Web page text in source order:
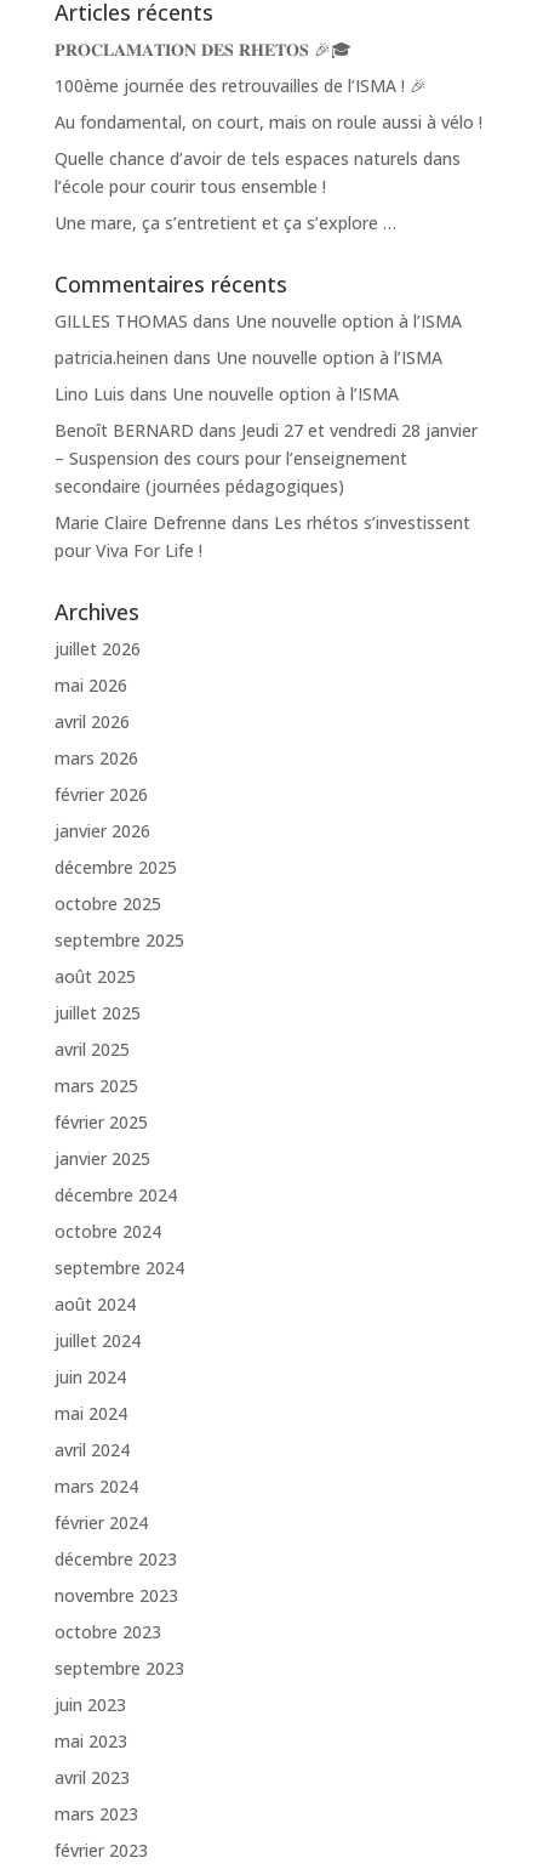
Articles récents
𝐏𝐑𝐎𝐂𝐋𝐀𝐌𝐀𝐓𝐈𝐎𝐍 𝐃𝐄𝐒 𝐑𝐇𝐄𝐓𝐎𝐒 🎉🎓
100ème journée des retrouvailles de l’ISMA ! 🎉
Au fondamental, on court, mais on roule aussi à vélo !
Quelle chance d’avoir de tels espaces naturels dans
l’école pour courir tous ensemble !
Une mare, ça s’entretient et ça s’explore …
Commentaires récents
GILLES THOMAS dans Une nouvelle option à l’ISMA
patricia.heinen dans Une nouvelle option à l’ISMA
Lino Luis dans Une nouvelle option à l’ISMA
Benoît BERNARD dans Jeudi 27 et vendredi 28 janvier
– Suspension des cours pour l’enseignement
secondaire (journées pédagogiques)
Marie Claire Defrenne dans Les rhétos s’investissent
pour Viva For Life !
Archives
juillet 2026
mai 2026
avril 2026
mars 2026
février 2026
janvier 2026
décembre 2025
octobre 2025
septembre 2025
août 2025
juillet 2025
avril 2025
mars 2025
février 2025
janvier 2025
décembre 2024
octobre 2024
septembre 2024
août 2024
juillet 2024
juin 2024
mai 2024
avril 2024
mars 2024
février 2024
décembre 2023
novembre 2023
octobre 2023
septembre 2023
juin 2023
mai 2023
avril 2023
mars 2023
février 2023